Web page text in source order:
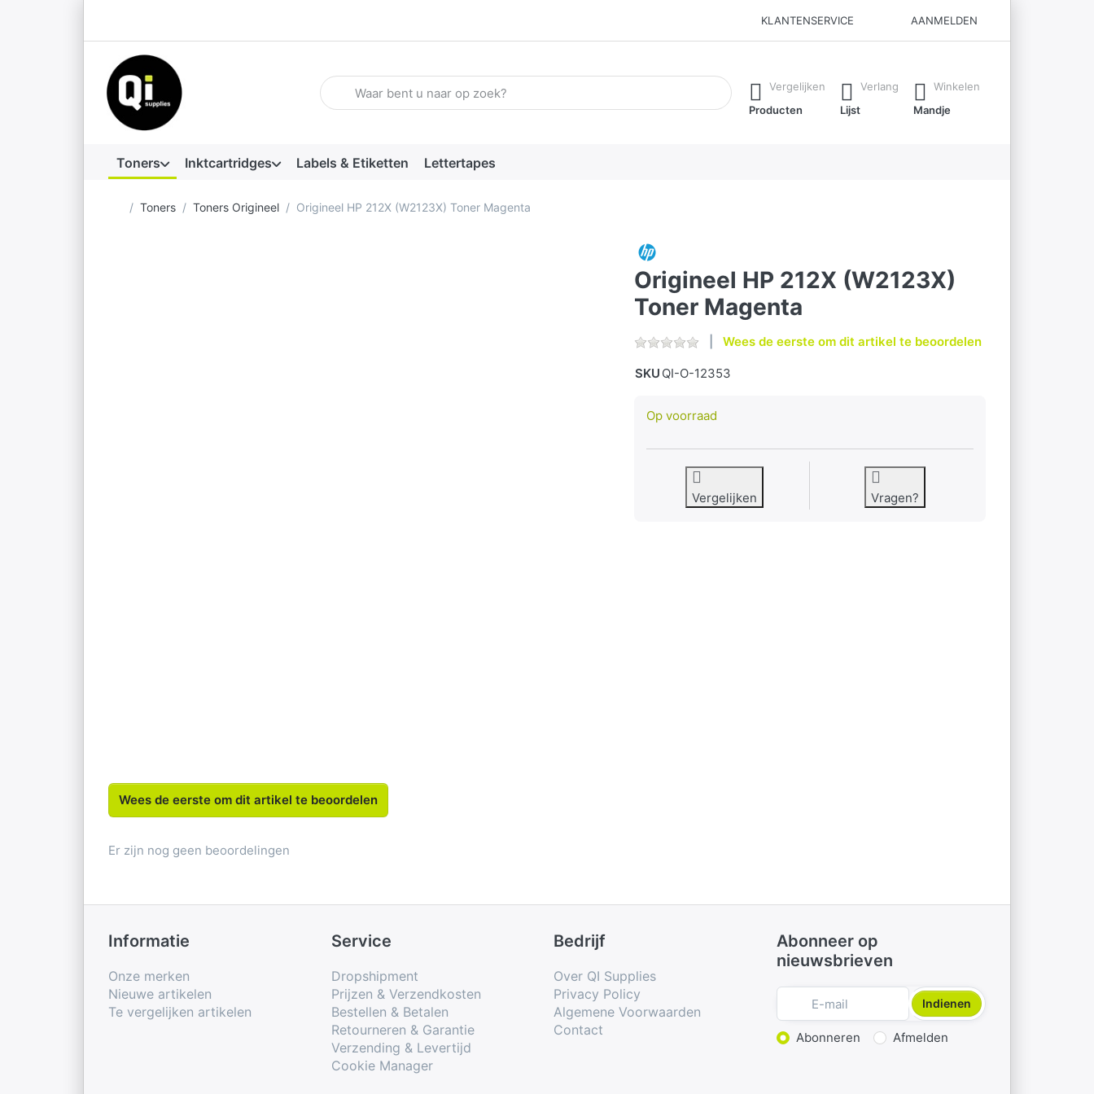
KLANTENSERVICE AANMELDEN
Voer een zoekterm in. De eerste resultaten verschijnen automatisch terwijl je typt. Druk op de Enter-toets om alle resultaten op te
Vergelijken
Producten
Verlang
Lijst
Winkelen
Mandje
Toners Inktcartridges Labels & Etiketten Lettertapes
Startpagina
Toners Toners Origineel Origineel HP 212X (W2123X) Toner Magenta
Origineel HP 212X (W2123X)
Toner Magenta
Wees de eerste om dit artikel te beoordelen
SKU QI-O-12353
Op voorraad
Vergelijken Vragen?
Wees de eerste om dit artikel te beoordelen
Er zijn nog geen beoordelingen
Informatie
Onze merken
Nieuwe artikelen
Te vergelijken artikelen
Service
Dropshipment
Prijzen & Verzendkosten
Bestellen & Betalen
Retourneren & Garantie
Verzending & Levertijd
Cookie Manager
Bedrijf
Over QI Supplies
Privacy Policy
Algemene Voorwaarden
Contact
Abonneer op
nieuwsbrieven
Indienen
Actie kiezen
Abonneren Afmelden